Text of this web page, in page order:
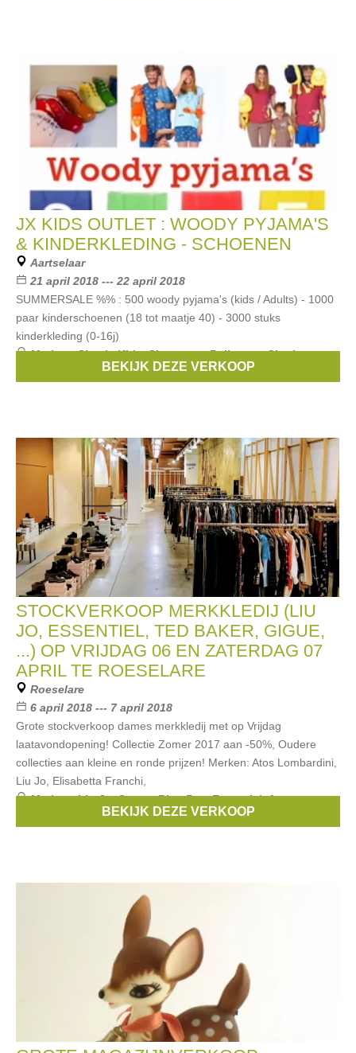
JX KIDS OUTLET : WOODY PYJAMA'S
& KINDERKLEDING - SCHOENEN
Aartselaar
21 april 2018 --- 22 april 2018
SUMMERSALE %% : 500 woody pyjama's (kids / Adults) - 1000
paar kinderschoenen (18 tot maatje 40) - 3000 stuks
kinderkleding (0-16j)
Merken:Simple Kids,Simonetta,Bellerose,Cherie,
BEKIJK DEZE VERKOOP
STOCKVERKOOP MERKKLEDIJ (LIU
JO, ESSENTIEL, TED BAKER, GIGUE,
...) OP VRIJDAG 06 EN ZATERDAG 07
APRIL TE ROESELARE
Roeselare
6 april 2018 --- 7 april 2018
Grote stockverkoop dames merkkledij met op Vrijdag
laatavondopening! Collectie Zomer 2017 aan -50%, Oudere
collecties aan kleine en ronde prijzen! Merken: Atos Lombardini,
Liu Jo, Elisabetta Franchi,
Merken:Liu Jo,Scapa,Blue Bay,Essentiel,Atos
BEKIJK DEZE VERKOOP